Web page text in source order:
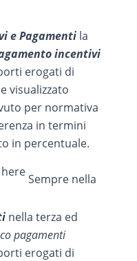
e Pagamenti la
incentivi
erogati di
visualizzato
per normativa
in termini
in percentuale.
Sempre nella
nella terza ed
pagamenti
erogati di